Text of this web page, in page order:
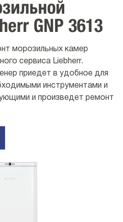
GNP 3613
морозильных камер
сервиса Liebherr.
приедет в удобное для
инструментами и
и произведет ремонт